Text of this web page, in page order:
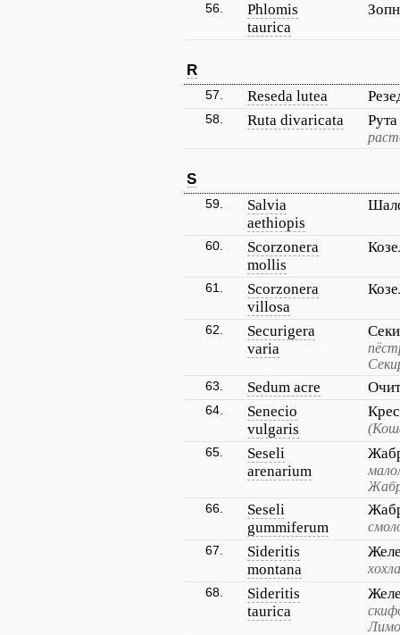
56.
Phlomis
taurica
R
57. Reseda lutea
58. Ruta divaricata
S
59.
Salvia
aethiopis
60.
Scorzonera
mollis
61.
Scorzonera
villosa
62.
Securigera
varia
63. Sedum acre
64.
Senecio
vulgaris
65.
Seseli
arenarium
66.
Seseli
gummiferum
67.
Sideritis
montana
68.
Sideritis
taurica